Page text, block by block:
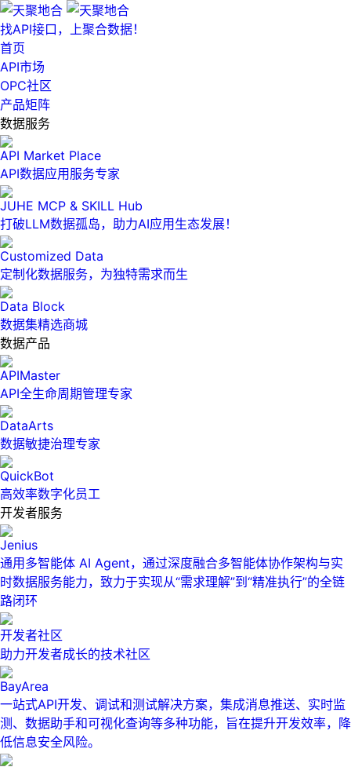
找API接口，上聚合数据！
首页
API市场
OPC社区
产品矩阵
数据服务
API Market Place
API数据应用服务专家
JUHE MCP & SKILL Hub
打破LLM数据孤岛，助力AI应用生态发展！
Customized Data
定制化数据服务，为独特需求而生
Data Block
数据集精选商城
数据产品
APIMaster
API全生命周期管理专家
DataArts
数据敏捷治理专家
QuickBot
高效率数字化员工
开发者服务
Jenius
通用多智能体 AI Agent，通过深度融合多智能体协作架构与实
时数据服务能力，致力于实现从“需求理解”到“精准执行”的全链
路闭环
开发者社区
助力开发者成长的技术社区
BayArea
一站式API开发、调试和测试解决方案，集成消息推送、实时监
测、数据助手和可视化查询等多种功能，旨在提升开发效率，降
低信息安全风险。